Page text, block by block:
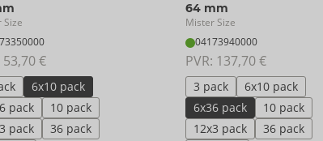
Size
53,70 €
6x10 pack
pack
10 pack
pack
36 pack
64 mm
Mister Size
04173940000
PVR: 137,70 €
3 pack
6x10 pack
6x36 pack
10 pack
12x3 pack
36 pack